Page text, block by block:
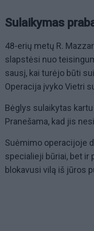
Sulaikymas
48-erių metų R.
slapstėsi nuo
sausį, kai turėjo būti
Operacija įvyko Vietri
Bėglys sulaikytas
Pranešama, kad jis
Suėmimo operacijoje
specialieji būriai, bet ir
blokavusi vilą iš jūros